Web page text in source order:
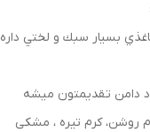
بسيار سبك و لختي داره
دامن تقديمتون ميشه
روشن، كرم تيره ، مشكى